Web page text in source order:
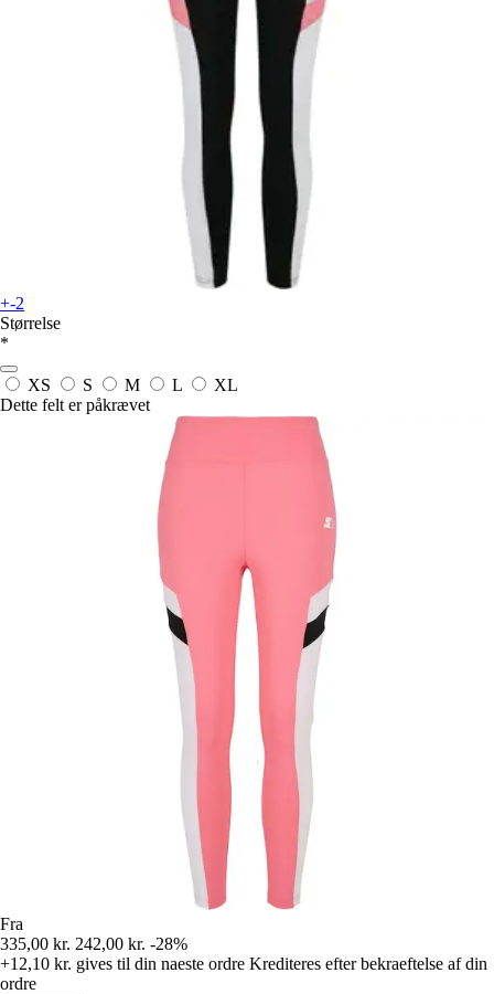
+-2
Størrelse
*
XS S M L
XL
Dette felt er påkrævet
Fra
335,00 kr. 242,00 kr. -28%
+12,10 kr. gives til din naeste ordre Krediteres efter bekraeftelse af din
ordre